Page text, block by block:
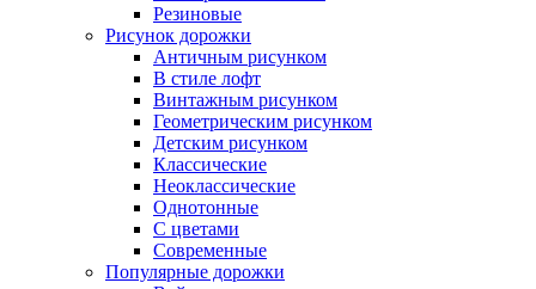
Резиновые
Рисунок дорожки
Античным рисунком
В стиле лофт
Винтажным рисунком
Геометрическим рисунком
Детским рисунком
Классические
Неоклассические
Однотонные
С цветами
Современные
Популярные дорожки